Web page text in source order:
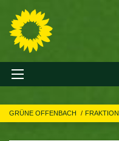
GRÜNE OFFENBACH FRAKTION